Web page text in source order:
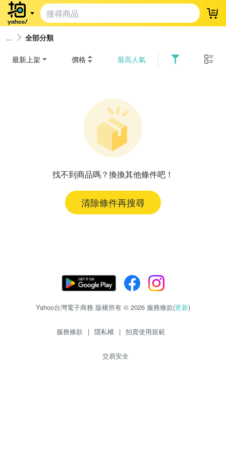
登
全部分類
最新上架 價格 最高人氣
找不到商品嗎？換換其他條件吧！
清除條件再搜尋
Yahoo台灣電子商務 版權所有 © 2026 服務條款(更新)
服務條款 | 隱私權 | 拍賣使用規範
交易安全